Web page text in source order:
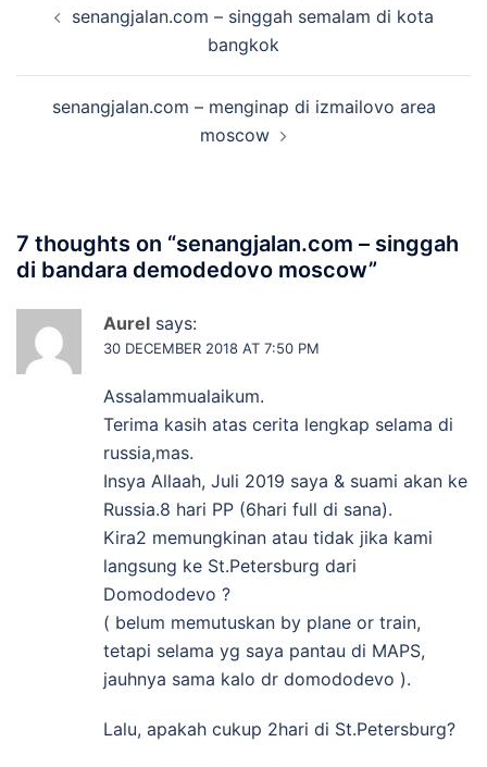
navigation
senangjalan.com – singgah semalam di kota
bangkok
senangjalan.com – menginap di izmailovo area
moscow
7 thoughts on “senangjalan.com – singgah
di bandara demodedovo moscow”
Aurel says:
30 DECEMBER 2018 AT 7:50 PM
Assalammualaikum.
Terima kasih atas cerita lengkap selama di
russia,mas.
Insya Allaah, Juli 2019 saya & suami akan ke
Russia.8 hari PP (6hari full di sana).
Kira2 memungkinan atau tidak jika kami
langsung ke St.Petersburg dari
Domododevo ?
( belum memutuskan by plane or train,
tetapi selama yg saya pantau di MAPS,
jauhnya sama kalo dr domododevo ).
Lalu, apakah cukup 2hari di St.Petersburg?